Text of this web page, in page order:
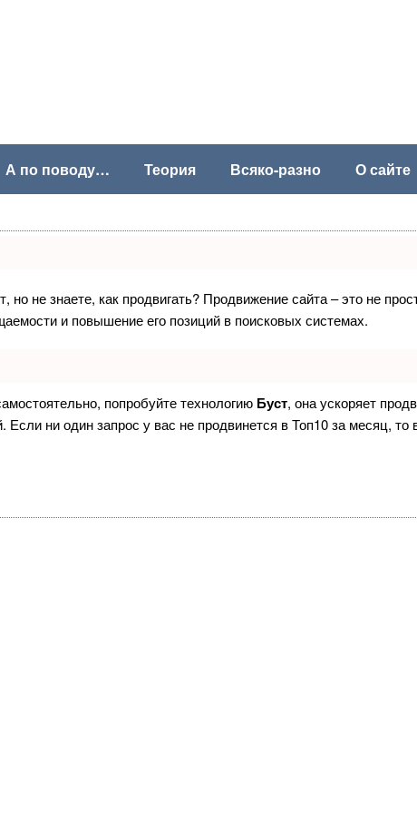
А по поводу… Теория Всяко-разно О сайте
но не знаете, как продвигать? Продвижение сайта – это не
и повышение его позиций в поисковых системах.
попробуйте технологию Буст, она ускоряет
ни один запрос у вас не продвинется в Топ10 за месяц, то